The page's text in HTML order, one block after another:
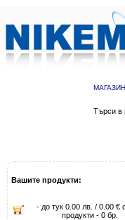
МАГАЗИН
Търси в
Вашите продукти:
- до тук 0.00 лв. / 0.00 €
продукти - 0 бр.